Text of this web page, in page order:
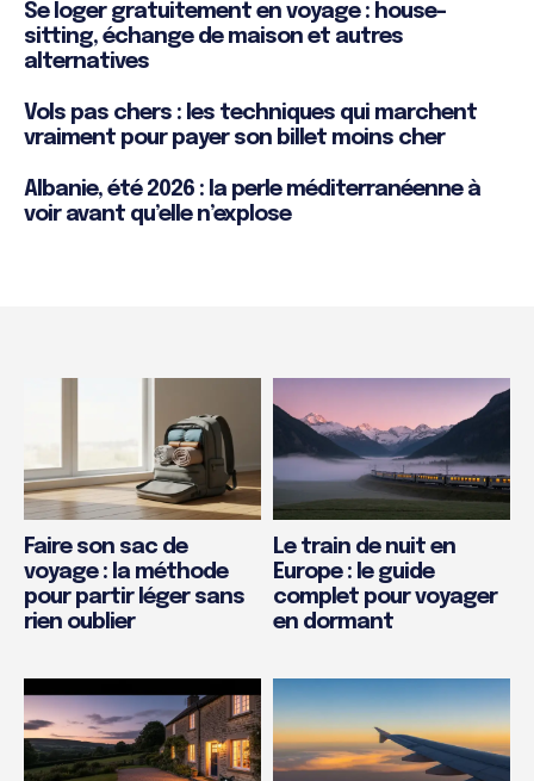
Se loger gratuitement en voyage : house-
sitting, échange de maison et autres
alternatives
Vols pas chers : les techniques qui marchent
vraiment pour payer son billet moins cher
Albanie, été 2026 : la perle méditerranéenne à
voir avant qu’elle n’explose
Faire son sac de
voyage : la méthode
pour partir léger sans
rien oublier
Le train de nuit en
Europe : le guide
complet pour voyager
en dormant